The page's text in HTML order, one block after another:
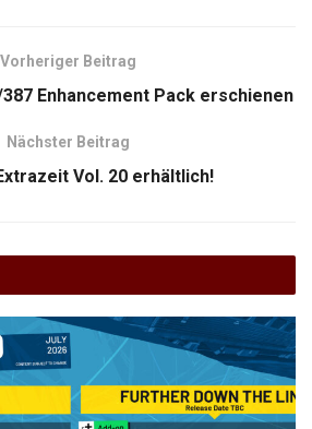
Vorheriger Beitrag
Enhancement Pack erschienen
Nächster Beitrag
Vol. 20 erhältlich!